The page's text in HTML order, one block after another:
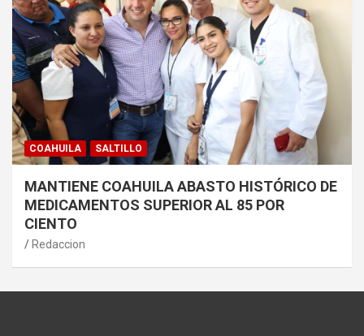
COAHUILA SALTILLO
MANTIENE COAHUILA ABASTO HISTÓRICO DE
MEDICAMENTOS SUPERIOR AL 85 POR
CIENTO
Redaccion